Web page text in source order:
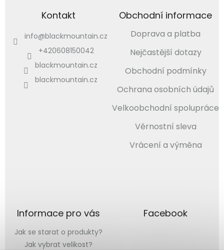
Kontakt
info@blackmountain.cz
+420608150042
blackmountain.cz
blackmountain.cz
Obchodní informace
Doprava a platba
Nejčastější dotazy
Obchodní podmínky
Ochrana osobních údajů
Velkoobchodní spolupráce
Věrnostní sleva
Vrácení a výměna
Informace pro vás
Jak se starat o produkty?
Jak vybrat velikost?
Facebook